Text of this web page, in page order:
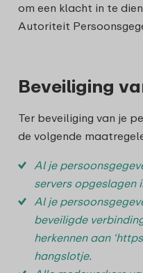
om een klacht in te
Autoriteit
Beveiliging
Ter beveiliging van je
de volgende
Al je
servers opgeslagen
Al je
beveiligde
herkennen aan
hangslotje.